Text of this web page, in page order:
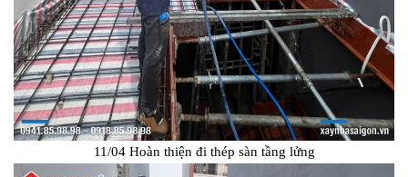
11/04 Hoàn thiện đi thép sàn tầng lửng